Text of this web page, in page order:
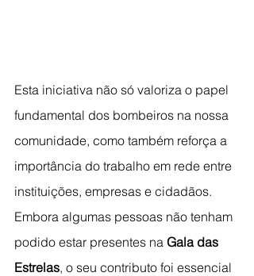
Esta iniciativa não só valoriza o papel
fundamental dos bombeiros na nossa
comunidade, como também reforça a
importância do trabalho em rede entre
instituições, empresas e cidadãos.
Embora algumas pessoas não tenham
podido estar presentes na Gala das
Estrelas, o seu contributo foi essencial